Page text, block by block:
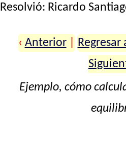
Resolvió: Ricardo
‹ Anterior Regresar
Ejemplo, cómo